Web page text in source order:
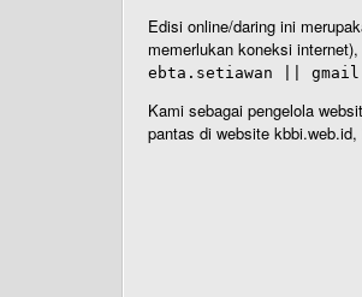
Edisi online/daring ini
memerlukan koneksi
ebta.setiawan ||
Kami sebagai pengelola
pantas di website